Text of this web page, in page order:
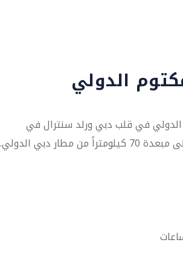
الدولي
في قلب دبي ورلد سنترال في
مطار دبي الدولي.